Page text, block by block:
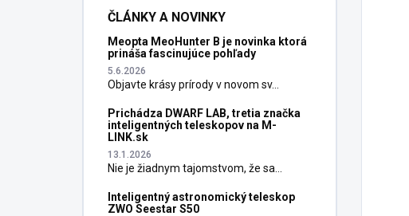
ČLÁNKY A NOVINKY
Meopta MeoHunter B je novinka ktorá
prináša fascinujúce pohľady
5.6.2026
Objavte krásy prírody v novom sv...
Prichádza DWARF LAB, tretia značka
inteligentných teleskopov na M-
LINK.sk
13.1.2026
Nie je žiadnym tajomstvom, že sa...
Inteligentný astronomický teleskop
ZWO Seestar S50